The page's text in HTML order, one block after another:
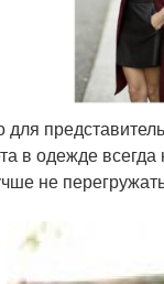
в одежде
не